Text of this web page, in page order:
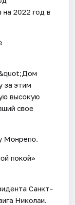
2022 год в
за этим
высокую
свое
Монрепо.
покой»
Санкт-
Николаи.